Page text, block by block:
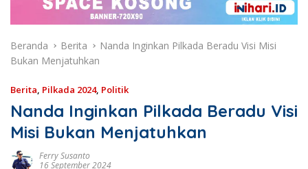
Beranda Berita
Nanda Inginkan Pilkada Beradu Visi Misi
Bukan Menjatuhkan
Berita, Pilkada 2024, Politik
Nanda Inginkan Pilkada Beradu Visi
Misi Bukan Menjatuhkan
Ferry Susanto
16 September 2024